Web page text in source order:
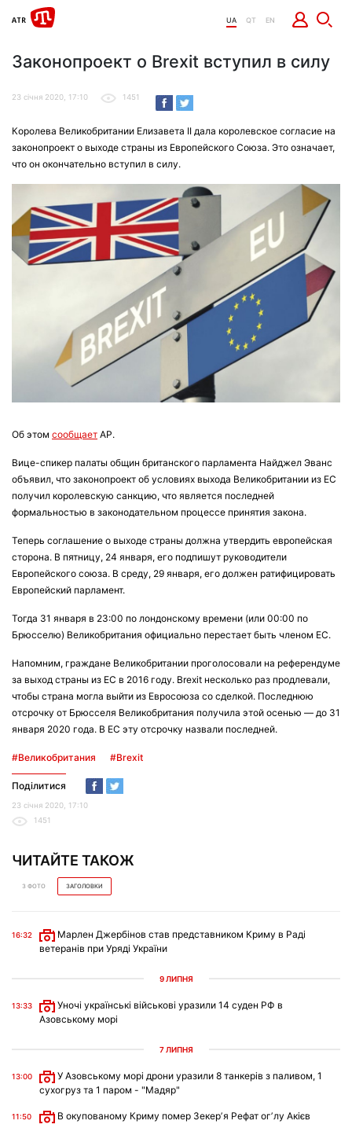
UA QT EN
Законопроект о Brexit вступил в силу
23 січня 2020, 17:10 1451
Королева Великобритании Елизавета II дала королевское согласие на
законопроект о выходе страны из Европейского Союза. Это означает,
что он окончательно вступил в силу.
Об этом сообщает AP.
Вице-спикер палаты общин британского парламента Найджел Эванс
объявил, что законопроект об условиях выхода Великобритании из ЕС
получил королевскую санкцию, что является последней
формальностью в законодательном процессе принятия закона.
Теперь соглашение о выходе страны должна утвердить европейская
сторона. В пятницу, 24 января, его подпишут руководители
Европейского союза. В среду, 29 января, его должен ратифицировать
Европейский парламент.
Тогда 31 января в 23:00 по лондонскому времени (или 00:00 по
Брюсселю) Великобритания официально перестает быть членом ЕС.
Напомним, граждане Великобритании проголосовали на референдуме
за выход страны из ЕС в 2016 году. Brexit несколько раз продлевали,
чтобы страна могла выйти из Евросоюза со сделкой. Последнюю
отсрочку от Брюсселя Великобритания получила этой осенью — до 31
января 2020 года. В ЕС эту отсрочку назвали последней.
#Великобритания #Brexit
Поділитися
23 січня 2020, 17:10
1451
ЧИТАЙТЕ ТАКОЖ
З ФОТО ЗАГОЛОВКИ
16:32
Марлен Джербінов став представником Криму в Раді
ветеранів при Уряді України
9 ЛИПНЯ
13:33
Уночі українські військові уразили 14 суден РФ в
Азовському морі
7 ЛИПНЯ
13:00
У Азовському морі дрони уразили 8 танкерів з паливом, 1
сухогруз та 1 паром - "Мадяр"
11:50 В окупованому Криму помер Зекерʼя Рефат огʼлу Акієв